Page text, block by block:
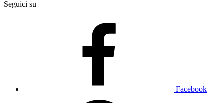
Seguici su
Facebook